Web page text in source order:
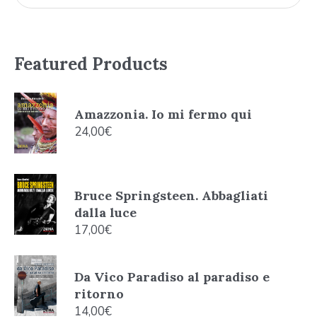
Featured Products
Amazzonia. Io mi fermo qui
24,00€
Bruce Springsteen. Abbagliati
dalla luce
17,00€
Da Vico Paradiso al paradiso e
ritorno
14,00€